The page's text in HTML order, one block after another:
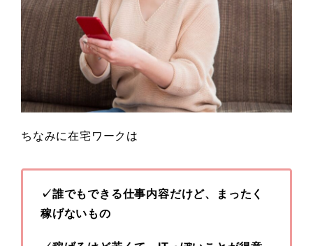
ちなみに在宅ワークは
✓誰でもできる仕事内容だけど、まったく
稼げないもの